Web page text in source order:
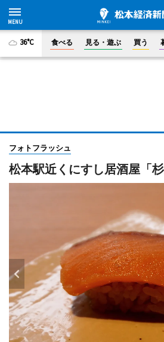
36°C 食べる 見る・遊ぶ 買う
フォトフラッシュ
松本駅近くにすし居酒屋「杉